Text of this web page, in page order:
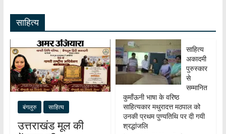
A
p
p
o
k
m
e
dI
n
साहित्य
बंगलुरु साहित्य
उत्तराखंड मूल की
साहित्य
अकादमी
पुरुस्कार
से
सम्मानित
कुमाँऊनी भाषा के वरिष्ठ
साहित्यकार मथुरादत्त मठपाल को
उनकी प्रथम पुण्यतिथि पर दी गयी
श्रद्धांजलि